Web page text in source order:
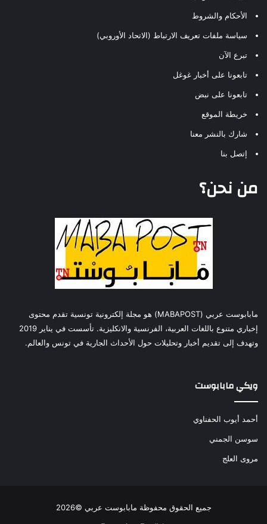
الأحكام والشروط
سياسة ملفات تعريف الارتباط (الاتحاد الأوروبي)
تبرع الآن
تابعونا على أخبار غوغل
تابعونا على نبض
خريطة الموقع
شارك بالنشر معنا
إتصل بنا
من نحن؟
مابابوست عربي (MABAPOST) هو مجلة إلكترونية تونسية تقدم محتوى
إخباري متنوع باللغات العربية، الفرنسية والانكليزية. تأسست في يناير 2019
وتهدف إلى تقديم أخبار وتحليلات حول الأحداث الجارية في تونس والعالم.
ويكي مابابوست
أحمد أيوب الحفناوي
سوسن الجمني
مروى العلج
جميع الحقوق محفوظة مابابوست عربي ©2026